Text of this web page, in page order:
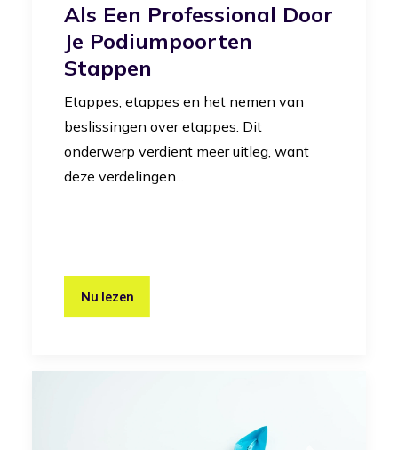
Als Een Professional Door
Je Podiumpoorten
Stappen
Etappes, etappes en het nemen van
beslissingen over etappes. Dit
onderwerp verdient meer uitleg, want
deze verdelingen...
Nu lezen